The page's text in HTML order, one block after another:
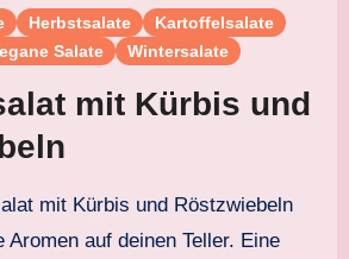
Herbstsalate
Kartoffelsalate
Salate Wintersalate
mit Kürbis und
Aromen auf deinen Teller. Eine